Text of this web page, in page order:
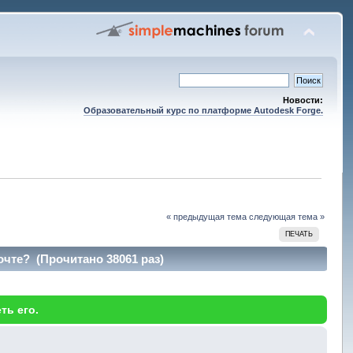
Новости:
Образовательный курс по платформе Autodesk Forge.
« предыдущая тема следующая тема »
ПЕЧАТЬ
(Прочитано 38061 раз)
его.